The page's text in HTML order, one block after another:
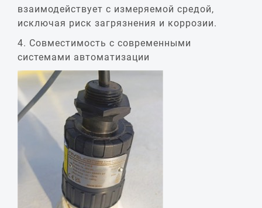
взаимодействует с измеряемой средой,
исключая риск загрязнения и коррозии.
4. Совместимость с современными
системами автоматизации